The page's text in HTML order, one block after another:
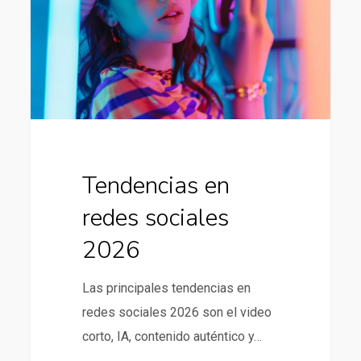
2026
Tendencias en
redes sociales
2026
Las principales tendencias en
redes sociales 2026 son el video
corto, IA, contenido auténtico y…